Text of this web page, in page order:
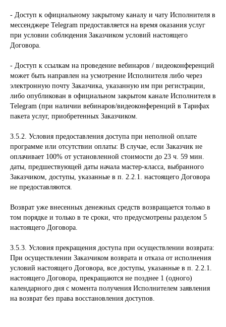
- Доступ к официальному закрытому каналу и чату Исполнителя в
мессенджере Telegram предоставляется на время оказания услуг
при условии соблюдения Заказчиком условий настоящего
Договора.
- Доступ к ссылкам на проведение вебинаров / видеоконференций
может быть направлен на усмотрение Исполнителя либо через
электронную почту Заказчика, указанную им при регистрации,
либо опубликован в официальном закрытом канале Исполнителя в
Telegram (при наличии вебинаров/видеоконференций в Тарифах
пакета услуг, приобретенных Заказчиком.
3.5.2. Условия предоставления доступа при неполной оплате
программе или отсутствии оплаты: В случае, если Заказчик не
оплачивает 100% от установленной стоимости до 23 ч. 59 мин.
даты, предшествующей даты начала мастер-класса, выбранного
Заказчиком, доступы, указанные в п. 2.2.1. настоящего Договора
не предоставляются.
Возврат уже внесенных денежных средств возвращается только в
том порядке и только в те сроки, что предусмотрены разделом 5
настоящего Договора.
3.5.3. Условия прекращения доступа при осуществлении возврата:
При осуществлении Заказчиком возврата и отказа от исполнения
условий настоящего Договора, все доступы, указанные в п. 2.2.1.
настоящего Договора, прекращаются не позднее 1 (одного)
календарного дня с момента получения Исполнителем заявления
на возврат без права восстановления доступов.